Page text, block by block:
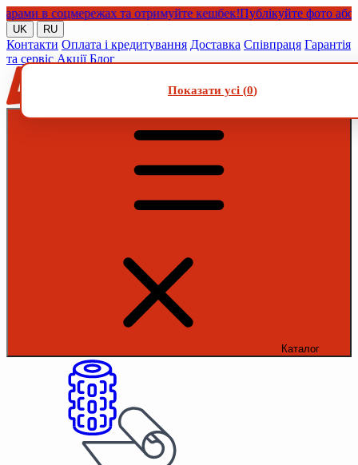
в соцмережах та отримуйте кешбек!Публікуйте фото або
UK RU
Контакти Оплата і кредитування Доставка Співпраця Гарантія
та сервіс Акції Блог
Каталог
Показати усі (0)